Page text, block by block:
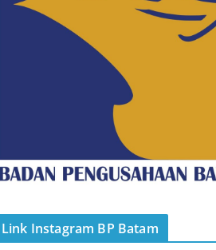
Link Instagram BP Batam